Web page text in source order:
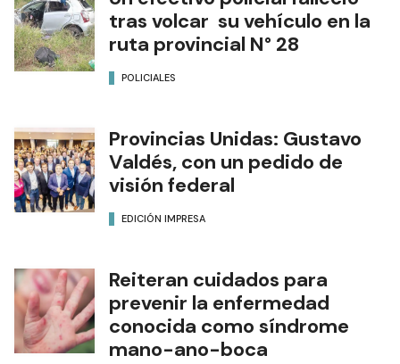
tras volcar su vehículo en la
ruta provincial N° 28
POLICIALES
Provincias Unidas: Gustavo
Valdés, con un pedido de
visión federal
EDICIÓN IMPRESA
Reiteran cuidados para
prevenir la enfermedad
conocida como síndrome
mano-ano-boca